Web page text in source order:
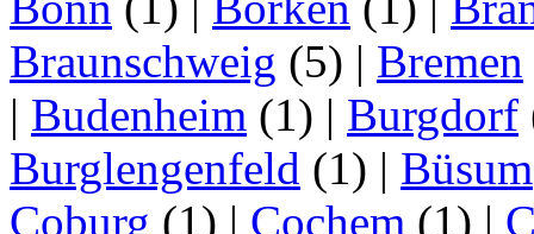
Braunschweig (5) | Bremen
| Budenheim (1) | Burgdorf
Burglengenfeld (1) | Büsum
Coburg (1) | Cochem (1) |